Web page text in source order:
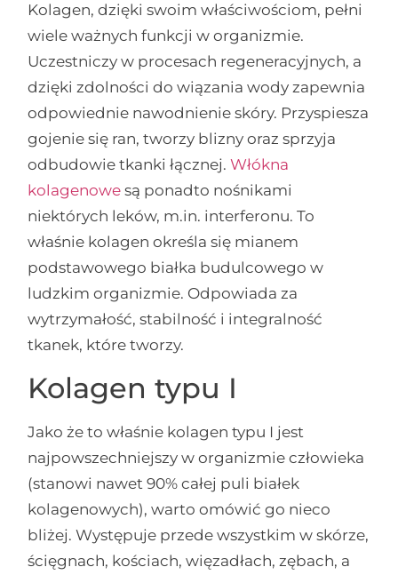
Kolagen, dzięki swoim właściwościom, pełni
wiele ważnych funkcji w organizmie.
Uczestniczy w procesach regeneracyjnych, a
dzięki zdolności do wiązania wody zapewnia
odpowiednie nawodnienie skóry. Przyspiesza
gojenie się ran, tworzy blizny oraz sprzyja
odbudowie tkanki łącznej.Włókna
kolagenowe są ponadto nośnikami
niektórych leków, m.in. interferonu. To
właśnie kolagen określa się mianem
podstawowego białka budulcowego w
ludzkim organizmie. Odpowiada za
wytrzymałość, stabilność i integralność
tkanek, które tworzy.
Kolagen typu I
Jako że to właśnie kolagen typu I jest
najpowszechniejszy w organizmie człowieka
(stanowi nawet 90% całej puli białek
kolagenowych), warto omówić go nieco
bliżej. Występuje przede wszystkim w skórze,
ścięgnach, kościach, więzadłach, zębach, a